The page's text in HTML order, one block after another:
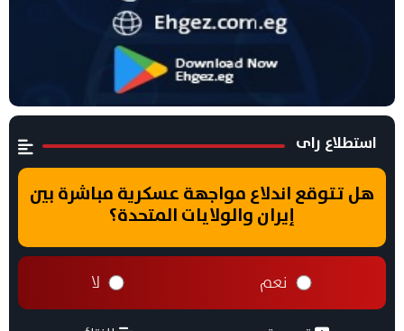
استطلاع راى
هل تتوقع اندلاع مواجهة عسكرية مباشرة بين
إيران والولايات المتحدة؟
نعم لا